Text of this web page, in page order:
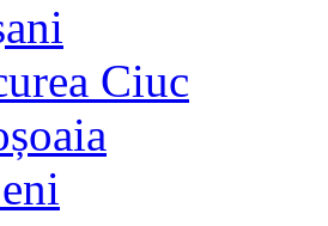
Ciuc